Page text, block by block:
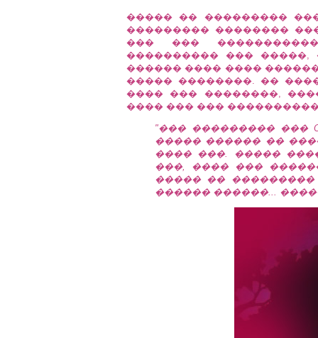
����� �� ��������� ���
��������� ��������
��� ���
���������� ���
������ ���� ����
����� ��������. ��
���� ��� ��������,
���� ��� ��� �����������
"��� ��������� ���
����� ������ ��
���� ���. �����
���, ���� ���
����� ��
������ ������...